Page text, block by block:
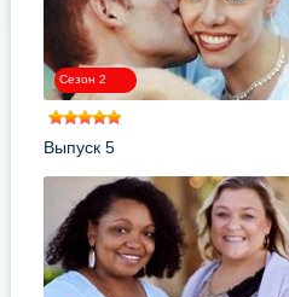
Сезон 2
Выпуск 5